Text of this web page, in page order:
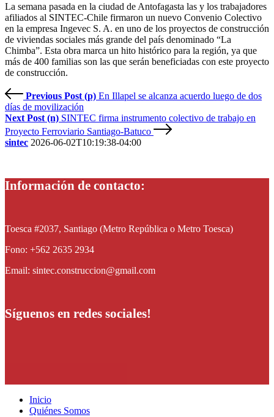
La semana pasada en la ciudad de Antofagasta las y los trabajadores
afiliados al SINTEC-Chile firmaron un nuevo Convenio Colectivo
en la empresa Ingevec S. A. en uno de los proyectos de construcción
de viviendas sociales más grande del país denominado “La
Chimba”. Esta obra marca un hito histórico para la región, ya que
más de 400 familias son las que serán beneficiadas con este proyecto
de construcción.
Previous Post (p) En Illapel se alcanza acuerdo luego de dos
días de movilización
Next Post (n) SINTEC firma instrumento colectivo de trabajo en
Proyecto Ferroviario Santiago-Batuco
sintec 2026-06-02T10:19:38-04:00
Información de contacto:
Toesca #2037, Santiago (Metro República o Metro Toesca)
Fono: +562 2635 2934
Email: sintec.construccion@gmail.com
Síguenos en redes sociales!
Inicio
Quiénes Somos